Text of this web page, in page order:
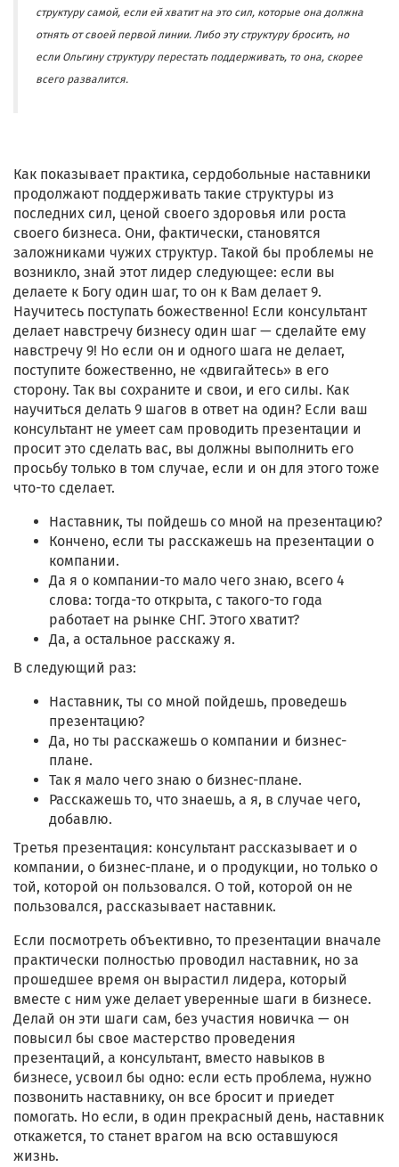
структуру самой, если ей хватит на это сил, которые она должна
отнять от своей первой линии. Либо эту структуру бросить, но
если Ольгину структуру перестать поддерживать, то она, скорее
всего развалится.
Как показывает практика, сердобольные наставники
продолжают поддерживать такие структуры из
последних сил, ценой своего здоровья или роста
своего бизнеса. Они, фактически, становятся
заложниками чужих структур. Такой бы проблемы не
возникло, знай этот лидер следующее: если вы
делаете к Богу один шаг, то он к Вам делает 9.
Научитесь поступать божественно! Если консультант
делает навстречу бизнесу один шаг — сделайте ему
навстречу 9! Но если он и одного шага не делает,
поступите божественно, не «двигайтесь» в его
сторону. Так вы сохраните и свои, и его силы. Как
научиться делать 9 шагов в ответ на один? Если ваш
консультант не умеет сам проводить презентации и
просит это сделать вас, вы должны выполнить его
просьбу только в том случае, если и он для этого тоже
что-то сделает.
Наставник, ты пойдешь со мной на презентацию?
Кончено, если ты расскажешь на презентации о
компании.
Да я о компании-то мало чего знаю, всего 4
слова: тогда-то открыта, с такого-то года
работает на рынке СНГ. Этого хватит?
Да, а остальное расскажу я.
В следующий раз:
Наставник, ты со мной пойдешь, проведешь
презентацию?
Да, но ты расскажешь о компании и бизнес-
плане.
Так я мало чего знаю о бизнес-плане.
Расскажешь то, что знаешь, а я, в случае чего,
добавлю.
Третья презентация: консультант рассказывает и о
компании, о бизнес-плане, и о продукции, но только о
той, которой он пользовался. О той, которой он не
пользовался, рассказывает наставник.
Если посмотреть объективно, то презентации вначале
практически полностью проводил наставник, но за
прошедшее время он вырастил лидера, который
вместе с ним уже делает уверенные шаги в бизнесе.
Делай он эти шаги сам, без участия новичка — он
повысил бы свое мастерство проведения
презентаций, а консультант, вместо навыков в
бизнесе, усвоил бы одно: если есть проблема, нужно
позвонить наставнику, он все бросит и приедет
помогать. Но если, в один прекрасный день, наставник
откажется, то станет врагом на всю оставшуюся
жизнь.